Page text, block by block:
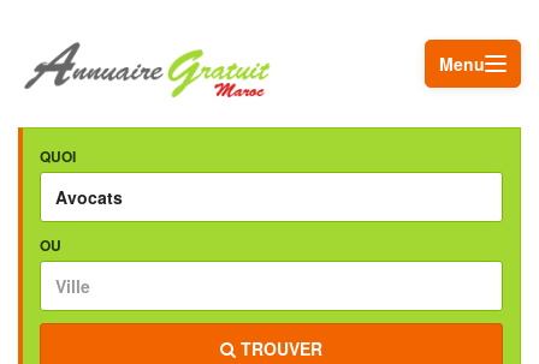
Menu
QUOI
OU
TROUVER